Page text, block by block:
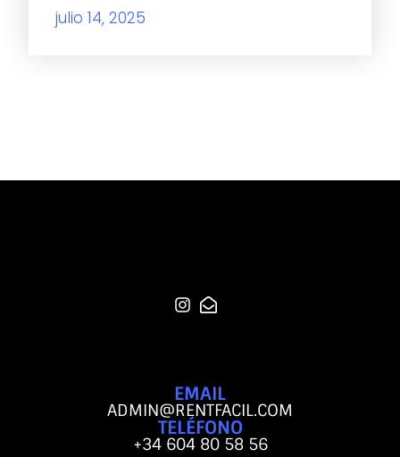
julio 14, 2025
EMAIL
ADMIN@RENTFACIL.COM
TELÉFONO
+34 604 80 58 56